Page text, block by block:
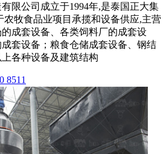
有限公司成立于1994年,是泰国正大集
农牧食品业项目承揽和设备供应,主营
成套设备、各类饲料厂的成套设
套设备；粮食仓储成套设备、钢结
各种设备及建筑结构
8511